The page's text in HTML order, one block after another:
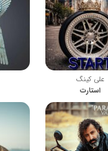
علی کینگ
استارت